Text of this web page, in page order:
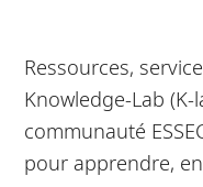
Ressources,
Knowledge-Lab
communauté
pour apprendre,